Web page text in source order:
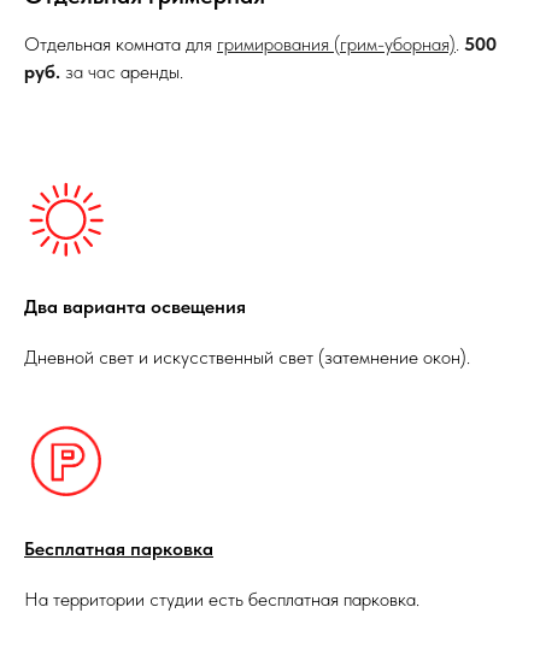
Отдельная комната для гримирования (грим-уборная). 500
руб. за час аренды.
Два варианта освещения
Дневной свет и искусственный свет (затемнение окон).
Бесплатная парковка
На территории студии есть бесплатная парковка.